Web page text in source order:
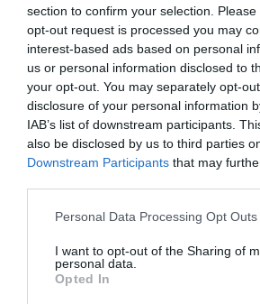
section to confirm your selection.
opt-out request is processed you may
interest-based ads based on personal
us or personal information disclosed to
your opt-out. You may separately opt-
disclosure of your personal information
IAB’s list of downstream participants.
also be disclosed by us to third parties
Downstream Participants that may
Please note that this website/app uses
not limited to your visit or usage
grant or deny consent to Google and its
use your data for below specified
Personal Data Processing Opt Outs
I want to opt-out of the Sharing of
personal data.
Opted In
John Padgett , a Princess Cruises
akciót a hajós utak iránti
indokolta: sokan már most
vakációjukat, az elnök szerint
legjobb árakkal jutalmazza
akik alig várják, hogy a
útvonalakat leköthessék" –
megosztott közleményben.
A jó hír az akcióval kapcsolatban,
5-ig tart, ráadásul a 2024-es utak
hajóutak közül is választhatunk.